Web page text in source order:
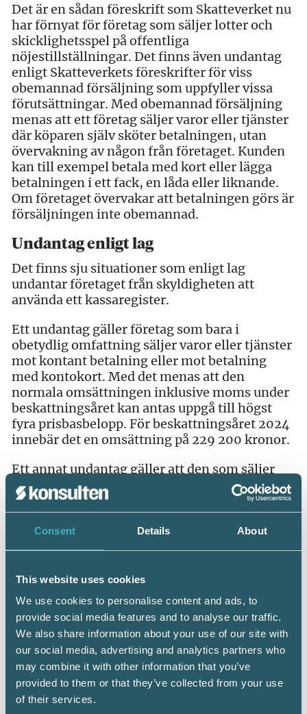
Consent Details About
This website uses cookies
We use cookies to personalise content and ads, to
provide social media features and to analyse our traffic.
We also share information about your use of our site with
our social media, advertising and analytics partners who
may combine it with other information that you’ve
provided to them or that they’ve collected from your use
of their services.
Det är en sådan föreskrift som Skatteverket nu
har förnyat för företag som säljer lotter och
skicklighetsspel på offentliga
nöjestillställningar. Det finns även undantag
enligt Skatteverkets föreskrifter för viss
obemannad försäljning som uppfyller vissa
förutsättningar. Med obemannad försäljning
menas att ett företag säljer varor eller tjänster
där köparen själv sköter betalningen, utan
övervakning av någon från företaget. Kunden
kan till exempel betala med kort eller lägga
betalningen i ett fack, en låda eller liknande.
Om företaget övervakar att betalningen görs är
försäljningen inte obemannad.
Undantag enligt lag
Det finns sju situationer som enligt lag
undantar företaget från skyldigheten att
använda ett kassaregister.
Ett undantag gäller företag som bara i
obetydlig omfattning säljer varor eller tjänster
mot kontant betalning eller mot betalning
med kontokort. Med det menas att den
normala omsättningen inklusive moms under
beskattningsåret kan antas uppgå till högst
fyra prisbasbelopp. För beskattningsåret 2024
innebär det en omsättning på 229 200 kronor.
Ett annat undantag gäller att den som säljer
varor eller tjänster genom distansavtal eller
hemförsäljningsavtal inte är skyldig att
använda kassaregister. Det är företag som
exempelvis säljer varor som köparen beställer
på en hemsida och får levererat hem.
Undantag för det enskilda företaget
Slutligen kan Skatteverket medge undantag
från skyldigheterna kring kassaregister i två
fall. Ett beslut om undantag får förenas med
villkor.
För det första kan undantag medges när
behovet av ett tillförlitligt underlag för